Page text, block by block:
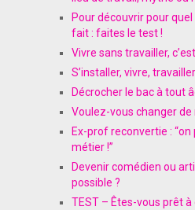
Pour découvrir pour
fait : faites le test !
Vivre sans travailler,
S’installer, vivre,
Décrocher le bac à tout
Voulez-vous changer de
Ex-prof reconvertie :
métier !”
Devenir comédien ou
possible ?
TEST – Êtes-vous prêt à